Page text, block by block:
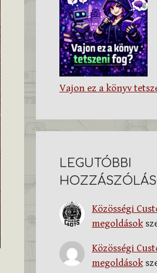
Vajon ez a könyv
LEGUTÓBBI
Közösségi
megoldások
Közösségi
megoldások